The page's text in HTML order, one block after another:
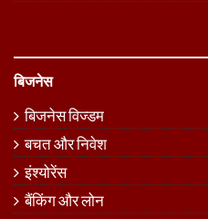
बिजनेस
बिजनेस विज्डम
बचत और निवेश
इंश्योरेंस
बैंकिंग और लोन